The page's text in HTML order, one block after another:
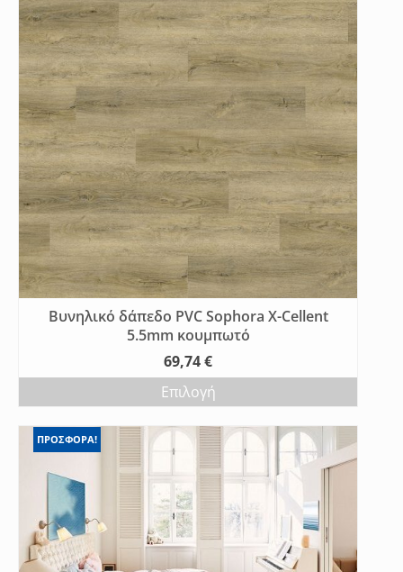
Βυνηλικό δάπεδο PVC Sophora X-Cellent
5.5mm κουμπωτό
69,74€
Επιλογή
ΠΡΟΣΦΟΡΑ!